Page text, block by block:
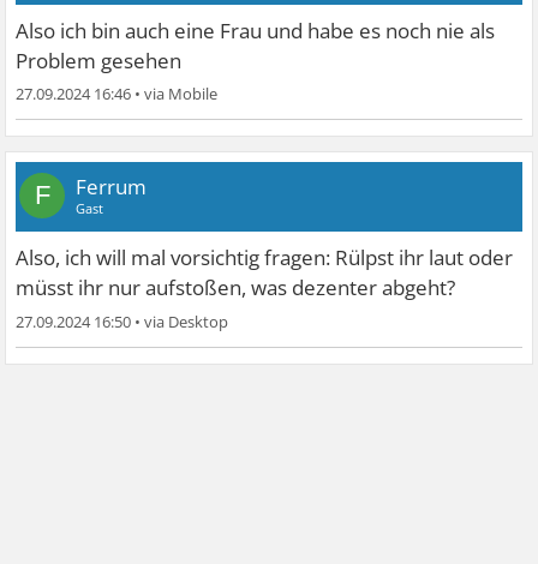
Also ich bin auch eine Frau und habe es noch nie als
Problem gesehen
27.09.2024 16:46 •
F Ferrum
Gast
Also, ich will mal vorsichtig fragen: Rülpst ihr laut oder
müsst ihr nur aufstoßen, was dezenter abgeht?
27.09.2024 16:50 •